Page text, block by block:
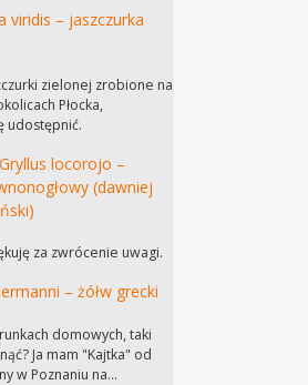
viridis – jaszczurka
zielonej zrobione na
Płocka,
udostępnić.
Gryllus locorojo –
(dawniej
za zwrócenie uwagi.
– żółw grecki
domowych, taki
Ja mam "Kajtka" od
w Poznaniu na…